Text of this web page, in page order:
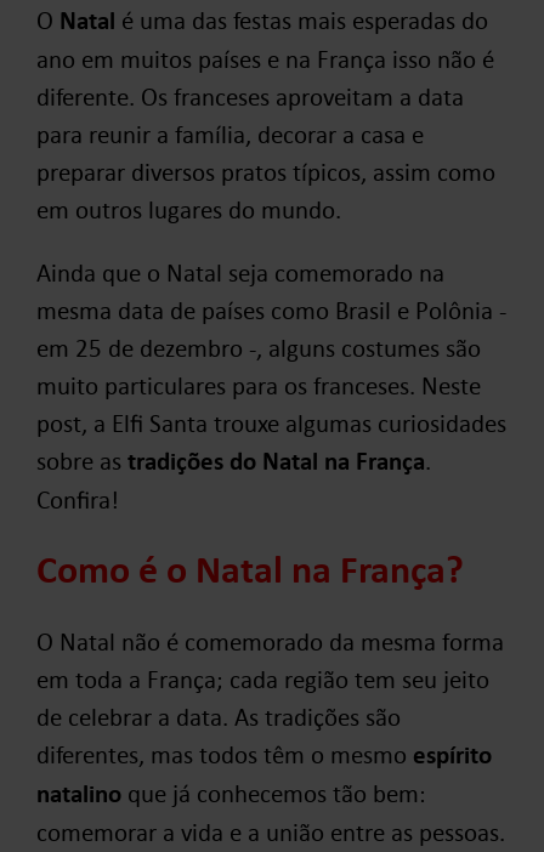
O Natal é uma das festas mais esperadas do
ano em muitos países e na França isso não é
diferente. Os franceses aproveitam a data
para reunir a família, decorar a casa e
preparar diversos pratos típicos, assim como
em outros lugares do mundo.
Ainda que o Natal seja comemorado na
mesma data de países como Brasil e Polônia -
em 25 de dezembro -, alguns costumes são
muito particulares para os franceses. Neste
post, a Elfi Santa trouxe algumas curiosidades
sobre as tradições do Natal na França.
Confira!
Como é o Natal na França?
O Natal não é comemorado da mesma forma
em toda a França; cada região tem seu jeito
de celebrar a data. As tradições são
diferentes, mas todos têm o mesmo espírito
natalino que já conhecemos tão bem:
comemorar a vida e a união entre as pessoas.